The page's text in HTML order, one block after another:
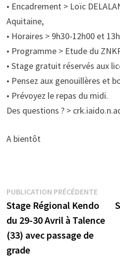
• Encadrement > Loïc
Aquitaine,
• Horaires > 9h30-12h00 et
• Programme > Etude du
• Stage gratuit réservés aux
• Pensez aux genouillères et
• Prévoyez le repas du midi.
Des questions ? >
A bientôt
Navigation
de
l’article
PUBLICATION PRÉCÉDENTE
Stage Régional Kendo
du 29-30 Avril à Talence
(33) avec passage de
grade